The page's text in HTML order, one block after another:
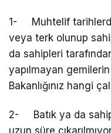
1- Muhtelif
veya terk olunup
da sahipleri
yapılmayan gemilerin
Bakanlığınız hangi
2- Batık ya da